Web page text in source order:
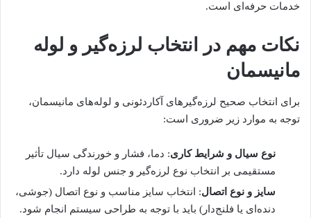
خدمات حرفه‌ای است.
نکات مهم در انتخاب لرزه‌گیر و لوله
مانیسمان
برای انتخاب صحیح لرزه‌گیرهای آکاردئونی و لوله‌های مانیسمان،
توجه به موارد زیر ضروری است:
نوع سیال و شرایط کاری: دما، فشار و خورندگی سیال تأثیر
مستقیمی بر انتخاب نوع لرزه‌گیر و جنس لوله دارد.
سایز و نوع اتصال: انتخاب سایز مناسب و نوع اتصال (جوشی،
دنده‌ای یا فلنج‌دار) باید با توجه به طراحی سیستم انجام شود.